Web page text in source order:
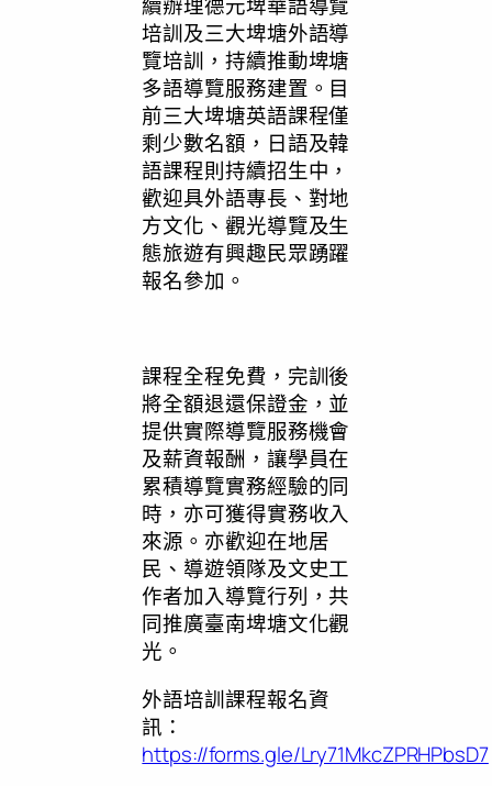
續辦理德元埤華語導覽
培訓及三大埤塘外語導
覽培訓，持續推動埤塘
多語導覽服務建置。目
前三大埤塘英語課程僅
剩少數名額，日語及韓
語課程則持續招生中，
歡迎具外語專長、對地
方文化、觀光導覽及生
態旅遊有興趣民眾踴躍
報名參加。
課程全程免費，完訓後
將全額退還保證金，並
提供實際導覽服務機會
及薪資報酬，讓學員在
累積導覽實務經驗的同
時，亦可獲得實務收入
來源。亦歡迎在地居
民、導遊領隊及文史工
作者加入導覽行列，共
同推廣臺南埤塘文化觀
光。
外語培訓課程報名資
訊：
https://forms.gle/Lry71MkcZPRHPbsD7